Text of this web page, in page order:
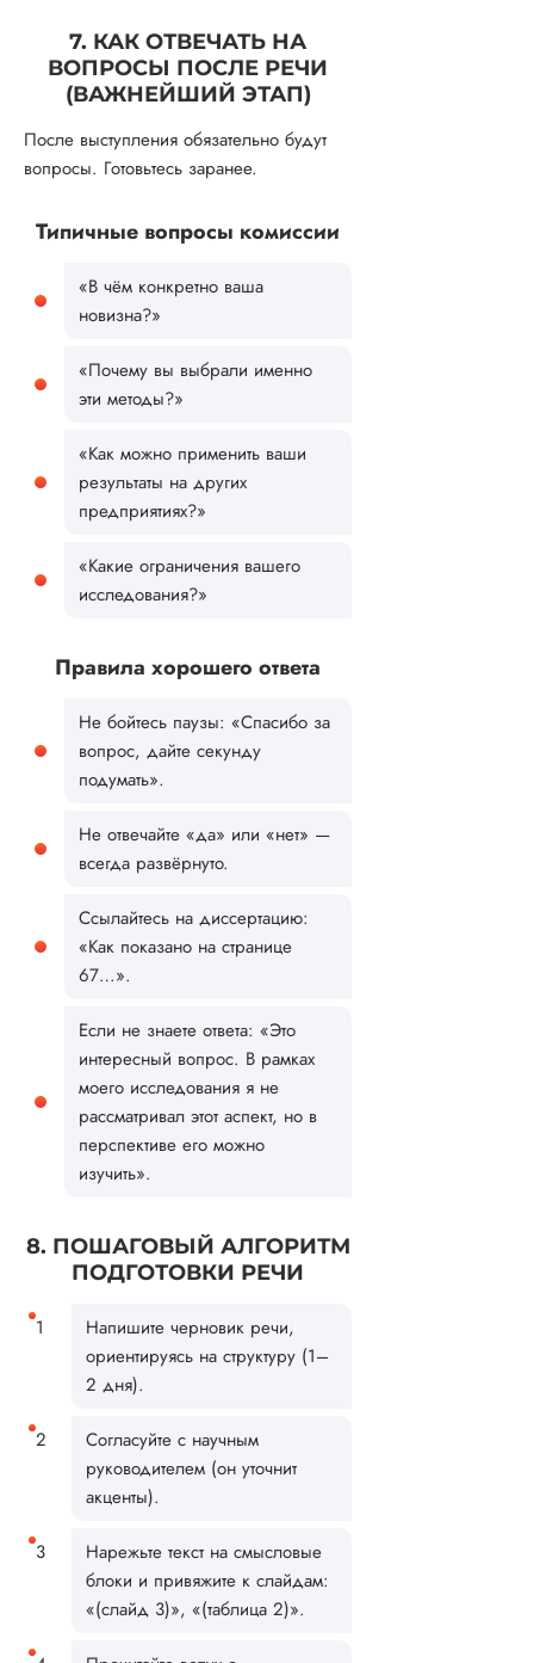
7. КАК ОТВЕЧАТЬ НА
ВОПРОСЫ ПОСЛЕ РЕЧИ
(ВАЖНЕЙШИЙ ЭТАП)
После выступления обязательно будут
вопросы. Готовьтесь заранее.
Типичные вопросы комиссии
«В чём конкретно ваша
новизна?»
«Почему вы выбрали именно
эти методы?»
«Как можно применить ваши
результаты на других
предприятиях?»
«Какие ограничения вашего
исследования?»
Правила хорошего ответа
Не бойтесь паузы: «Спасибо за
вопрос, дайте секунду
подумать».
Не отвечайте «да» или «нет» —
всегда развёрнуто.
Ссылайтесь на диссертацию:
«Как показано на странице
67…».
Если не знаете ответа: «Это
интересный вопрос. В рамках
моего исследования я не
рассматривал этот аспект, но в
перспективе его можно
изучить».
8. ПОШАГОВЫЙ АЛГОРИТМ
ПОДГОТОВКИ РЕЧИ
Напишите черновик речи,
ориентируясь на структуру (1–
2 дня).
Согласуйте с научным
руководителем (он уточнит
акценты).
Нарежьте текст на смысловые
блоки и привяжите к слайдам:
«(слайд 3)», «(таблица 2)».